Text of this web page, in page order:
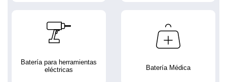
Batería para herramientas
eléctricas
Batería Médica